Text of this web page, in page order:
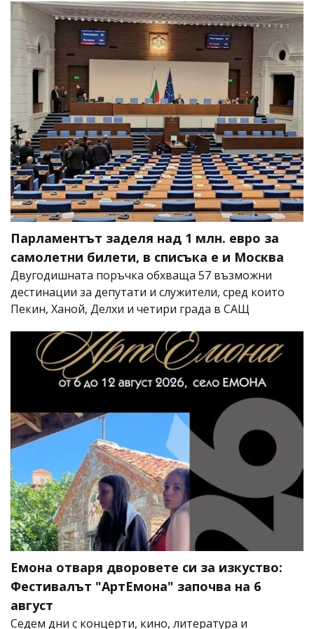
Парламентът заделя над 1 млн. евро за
самолетни билети, в списъка е и Москва
Двугодишната поръчка обхваща 57 възможни
дестинации за депутати и служители, сред които
Пекин, Ханой, Делхи и четири града в САЩ
Емона отваря дворовете си за изкуство:
Фестивалът "АртЕмона" започва на 6
август
Седем дни с концерти, кино, литература и